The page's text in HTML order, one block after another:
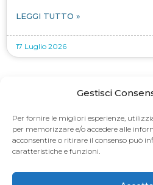
Gestisci
Per fornire le migliori esperienze,
per memorizzare e/o accedere alle
acconsentire o ritirare il consenso può
caratteristiche e funzioni.
LEGGI TUTTO »
17 Luglio 2026